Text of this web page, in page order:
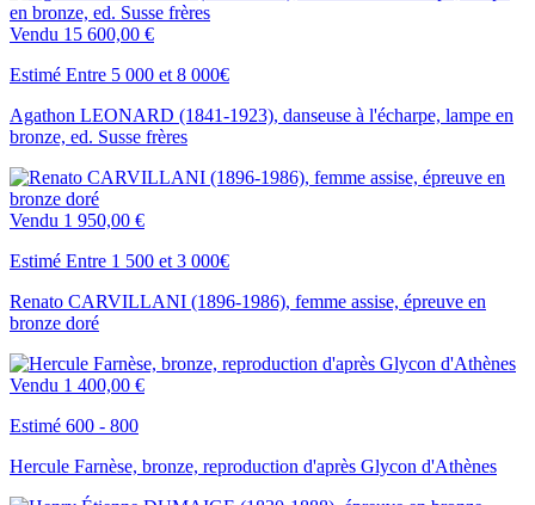
Vendu 15 600,00 €
Estimé Entre 5 000 et 8 000€
Agathon LEONARD (1841-1923), danseuse à l'écharpe, lampe en
bronze, ed. Susse frères
Vendu 1 950,00 €
Estimé Entre 1 500 et 3 000€
Renato CARVILLANI (1896-1986), femme assise, épreuve en
bronze doré
Vendu 1 400,00 €
Estimé 600 - 800
Hercule Farnèse, bronze, reproduction d'après Glycon d'Athènes